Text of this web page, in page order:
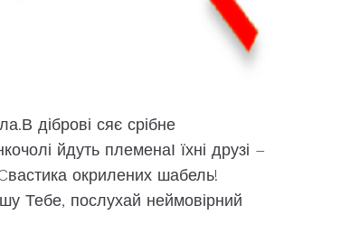
діброві сяє срібне
йдуть племенаІ їхні друзі –
окрилених шабель!
Тебе, послухай неймовірний